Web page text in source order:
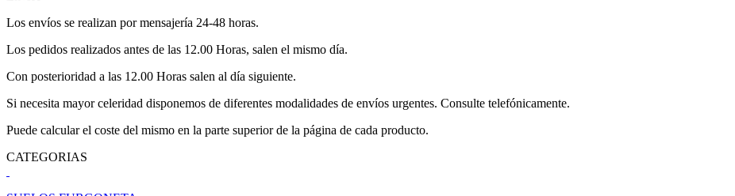
Los envíos se realizan por mensajería 24-48 horas.
Los pedidos realizados antes de las 12.00 Horas, salen el mismo día.
Con posterioridad a las 12.00 Horas salen al día siguiente.
Si necesita mayor celeridad disponemos de diferentes modalidades de envíos urgentes. Consulte telefónicamente.
Puede calcular el coste del mismo en la parte superior de la página de cada producto.
CATEGORIAS